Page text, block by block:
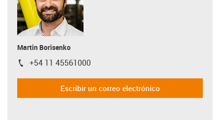
Martin Borisenko
igus-icon-phone
+54 11 45561000
Escribir un correo electrónico